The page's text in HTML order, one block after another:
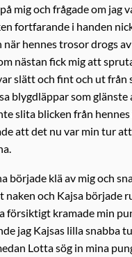
mig och frågade om jag
fortfarande i handen
när hennes trosor drogs
nästan fick mig att
slätt och fint och ut från
blygdläppar som glänste
slita blicken från
att det nu var min tur
började klä av mig och
naken och Kajsa började
försiktigt kramade min
jag Kajsas lilla snabba
Lotta sög in mina